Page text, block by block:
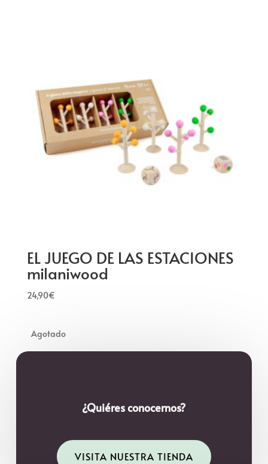
EL JUEGO DE LAS ESTACIONES
milaniwood
24,90€
¿Quiéres conocernos?
VISITA NUESTRA TIENDA